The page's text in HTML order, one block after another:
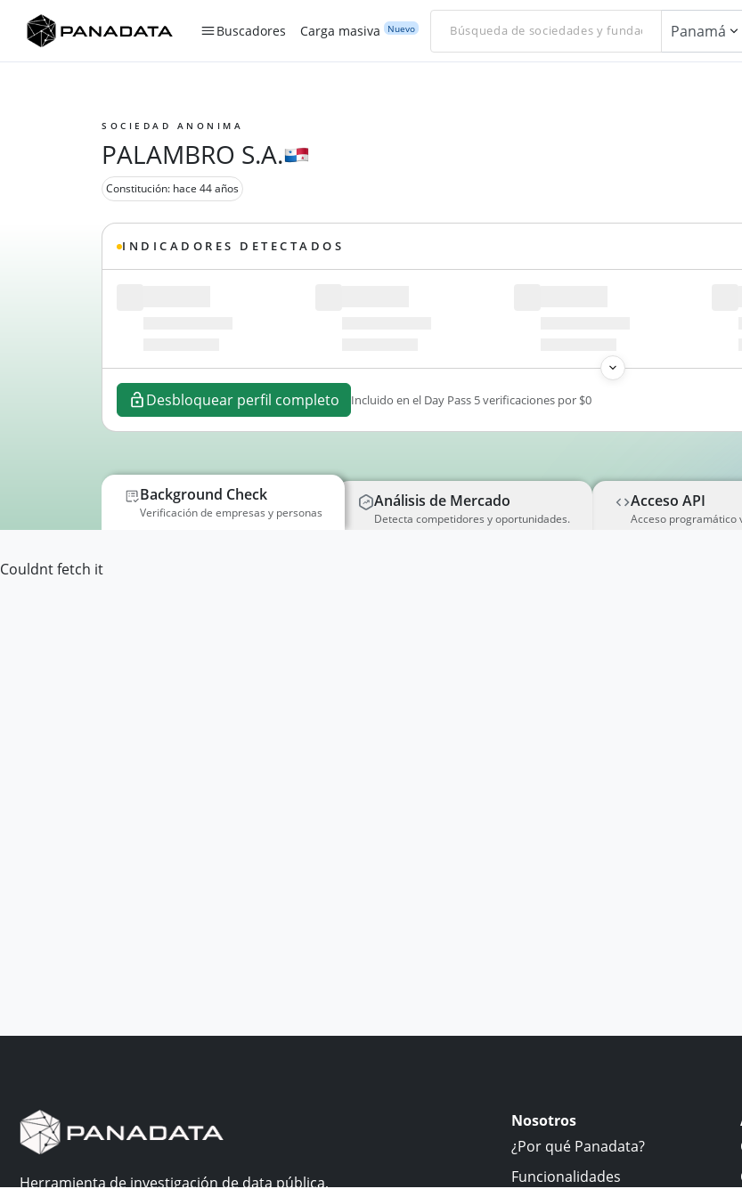
Buscadores Carga masiva Nuevo Panamá
SOCIEDAD ANONIMA
PALAMBRO S.A.
Constitución: hace 44 años
INDICADORES DETECTADOS
Desbloquear perfil completo Incluido en el Day Pass 5 verificaciones por $0
Background Check
Verificación de empresas y personas
Análisis de Mercado
Detecta competidores y oportunidades.
Acceso API
Acceso programático
Couldnt fetch it
Herramienta de investigación de data pública,
Nosotros
¿Por qué Panadata?
Funcionalidades